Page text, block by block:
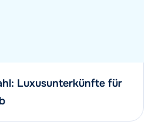
Luxusunterkünfte für